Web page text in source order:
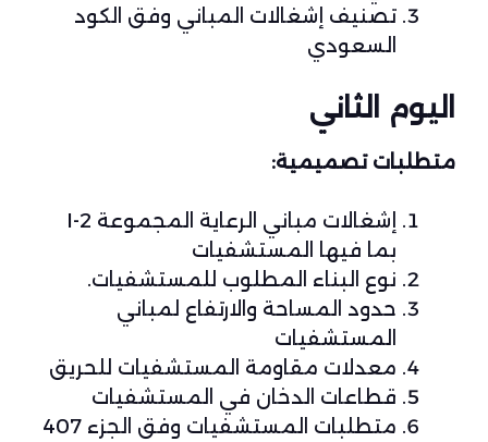
تصنيف إشغالات المباني وفق الكود
السعودي
اليوم الثاني
متطلبات تصميمية:
إشغالات مباني الرعاية المجموعة I-2
بما فيها المستشفيات
نوع البناء المطلوب للمستشفيات.
حدود المساحة والارتفاع لمباني
المستشفيات
معدلات مقاومة المستشفيات للحريق
قطاعات الدخان في المستشفيات
متطلبات المستشفيات وفق الجزء 407